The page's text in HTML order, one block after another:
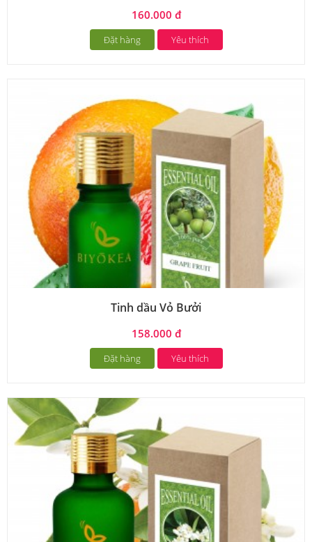
160.000 đ
Đặt hàng Yêu thích
Tinh dầu Vỏ Bưởi
158.000 đ
Đặt hàng Yêu thích